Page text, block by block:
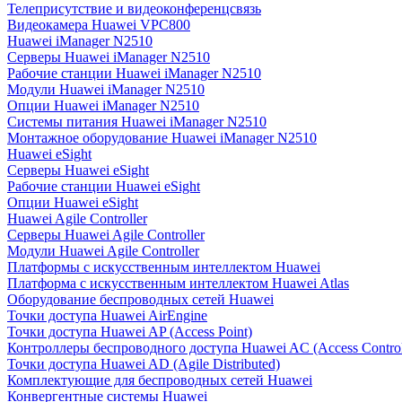
Телеприсутствие и видеоконференцсвязь
Видеокамера Huawei VPC800
Huawei iManager N2510
Серверы Huawei iManager N2510
Рабочие станции Huawei iManager N2510
Модули Huawei iManager N2510
Опции Huawei iManager N2510
Системы питания Huawei iManager N2510
Монтажное оборудование Huawei iManager N2510
Huawei eSight
Серверы Huawei eSight
Рабочие станции Huawei eSight
Опции Huawei eSight
Huawei Agile Controller
Серверы Huawei Agile Controller
Модули Huawei Agile Controller
Платформы с искусственным интеллектом Huawei
Платформа с искусственным интеллектом Huawei Atlas
Оборудование беспроводных сетей Huawei
Точки доступа Huawei AirEngine
Точки доступа Huawei AP (Access Point)
Контроллеры беспроводного доступа Huawei AC (Access
Точки доступа Huawei AD (Agile Distributed)
Комплектующие для беспроводных сетей Huawei
Конвергентные системы Huawei